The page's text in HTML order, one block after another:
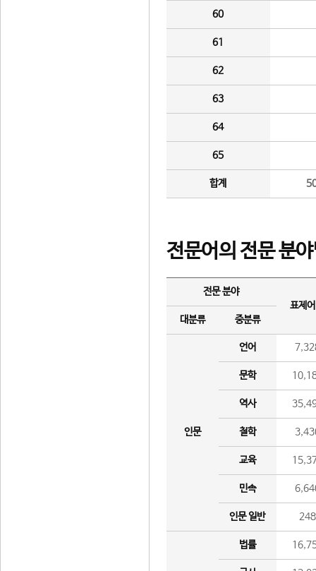
60
61
62
63
64
65
합계
전문어의 전문 분
전문 분야
표제
대분류
중분류
인문
언어
문학
역사
철학
교육
민속
인문 일반 248
법률